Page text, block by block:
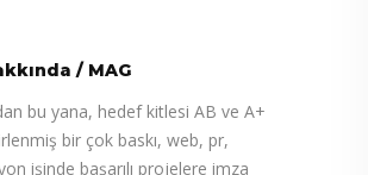
/ MAG
bu yana, hedef kitlesi AB ve A+
bir çok baskı, web, pr,
işinde başarılı projelere imza